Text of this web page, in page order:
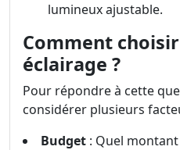
lumineux ajustable.
Comment
éclairage ?
Pour répondre à cette
considérer plusieurs
Budget : Quel